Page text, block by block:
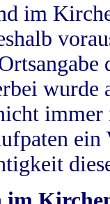
im
wurde